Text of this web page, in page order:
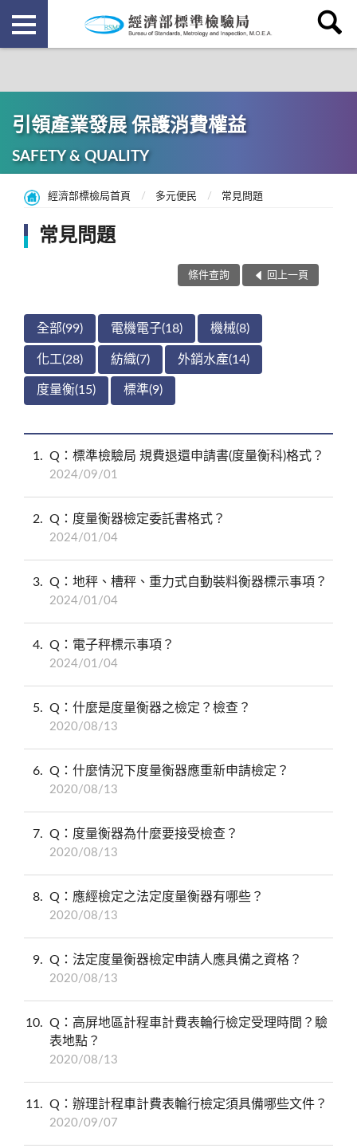
引領產業發展 保護消費權益
SAFETY & QUALITY
經濟部標檢局首頁 多元便民 常見問題
常見問題
條件查詢 回上一頁
全部(99) 電機電子(18) 機械(8)
化工(28) 紡織(7) 外銷水產(14)
度量衡(15) 標準(9)
1 Q：標準檢驗局 規費退還申請書(度量衡科)格式？
2024/09/01
2 Q：度量衡器檢定委託書格式？
2024/01/04
3 Q：地秤、槽秤、重力式自動裝料衡器標示事項？
2024/01/04
4 Q：電子秤標示事項？
2024/01/04
5 Q：什麼是度量衡器之檢定？檢查？
2020/08/13
6 Q：什麼情況下度量衡器應重新申請檢定？
2020/08/13
7 Q：度量衡器為什麼要接受檢查？
2020/08/13
8 Q：應經檢定之法定度量衡器有哪些？
2020/08/13
9 Q：法定度量衡器檢定申請人應具備之資格？
2020/08/13
10
Q：高屏地區計程車計費表輪行檢定受理時間？驗
表地點？
2020/08/13
11 Q：辦理計程車計費表輪行檢定須具備哪些文件？
2020/09/07